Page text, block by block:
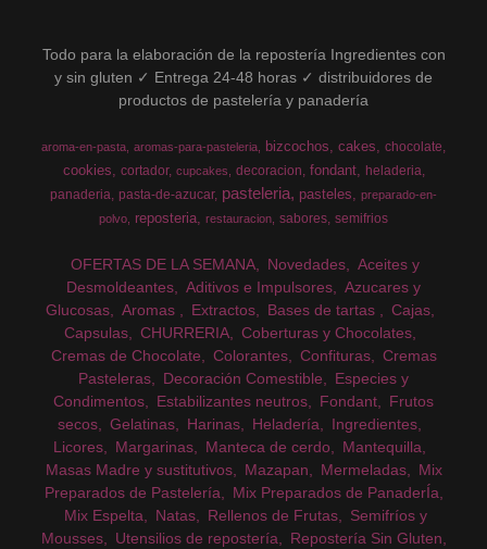
Todo para la elaboración de la repostería Ingredientes con
y sin gluten ✓ Entrega 24-48 horas ✓ distribuidores de
productos de pastelería y panadería
aroma-en-pasta aromas-para-pasteleria bizcochos cakes chocolate
cookies cortador cupcakes decoracion fondant
heladeria
panaderia pasta-de-azucar pasteleria pasteles
preparado-en-
polvo
reposteria restauracion sabores semifrios
OFERTAS DE LA SEMANA Novedades
Aceites y
Desmoldeantes
Aditivos e Impulsores
Azucares y
Glucosas
Aromas Extractos Bases de tartas
Cajas
Capsulas
CHURRERIA
Coberturas y Chocolates
Cremas de Chocolate
Colorantes Confituras
Cremas
Pasteleras
Decoración Comestible
Especies y
Condimentos
Estabilizantes neutros Fondant
Frutos
secos
Gelatinas Harinas Heladería
Ingredientes
Licores
Margarinas Manteca de cerdo
Mantequilla
Masas Madre y sustitutivos
Mazapan Mermeladas
Mix
Preparados de Pastelería
Mix Preparados de PanaderÍa
Mix Espelta
Natas Rellenos de Frutas
Semifríos y
Mousses
Utensilios de repostería
Repostería Sin Gluten